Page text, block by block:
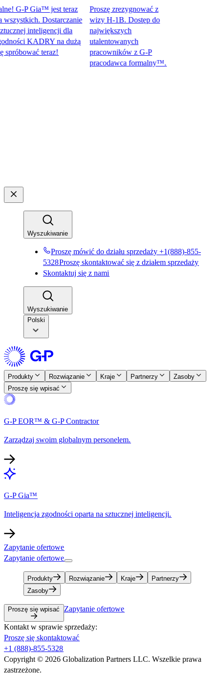
P Gia™ jest teraz
Dostarczanie
inteligencji dla
KADRY na dużą
teraz!​​
Proszę zrezygnować z
wizy H-1B. Dostęp do
największych
utalentowanych
pracowników z G-P
pracodawca formalny™.​​
Wyszukiwanie​​
Proszę mówić do działu sprzedaży +1(888)-855-
5328​​Proszę skontaktować się z działem sprzedaży​​
Skontaktuj się z nami​​
Wyszukiwanie​​
Polski
Produkty​​ Rozwiązanie​​ Kraje​​ Partnerzy​​
Zasoby​​
Proszę się wpisać​​
G-P EOR™ & G-P Contractor​​
Zarządzaj swoim globalnym personelem.​​
G-P Gia™​​
Inteligencja zgodności oparta na sztucznej inteligencji.​​
Zapytanie ofertowe​​
Zapytanie ofertowe​​
Produkty​​ Rozwiązanie​​ Kraje​​
Partnerzy​​
Zasoby​​
Proszę się wpisać​​ Zapytanie ofertowe​​
Kontakt w sprawie sprzedaży:​​
Proszę się skontaktować​​
+1 (888)-855-5328​​
Copyright © 2026 Globalization Partners LLC. Wszelkie prawa
zastrzeżone.​​